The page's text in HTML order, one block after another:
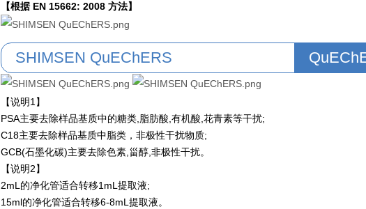
【根据 EN 15662: 2008 方法】
SHIMSEN QuEChERS
【说明1】
PSA主要去除样品基质中的糖类,脂肪酸,有机酸,花青素等干扰;
C18主要去除样品基质中脂类，非极性干扰物质;
GCB(石墨化碳)主要去除色素,甾醇,非极性干扰。
【说明2】
2mL的净化管适合转移1mL提取液;
15ml的净化管适合转移6-8mL提取液。